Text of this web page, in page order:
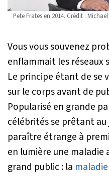
Pete Frates en 2014. Crédit :
Vous vous souvenez
enflammait les réseaux
Le principe étant de se
sur le corps avant de
Popularisé en grande
célébrités se prêtant
paraître étrange à
en lumière une maladie
grand public : la